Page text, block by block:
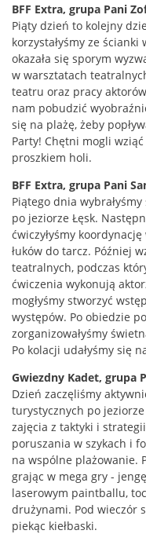
BFF Extra, grupa Pani
Piąty dzień to kolejny
korzystałyśmy ze
okazała się sporym
w warsztatach
teatru oraz pracy
nam pobudzić
się na plażę, żeby
Party! Chętni mogli
proszkiem holi.
BFF Extra, grupa Pani
Piątego dnia
po jeziorze Łęsk.
ćwiczyłyśmy
łuków do tarcz. Później
teatralnych, podczas
ćwiczenia wykonują
mogłyśmy stworzyć
występów. Po obiedzie
zorganizowałyśmy
Po kolacji udałyśmy się
Gwiezdny Kadet, grupa
Dzień zaczęliśmy
turystycznych po
zajęcia z taktyki i
poruszania w szykach i
na wspólne plażowanie.
grając w mega gry -
laserowym paintballu,
drużynami. Pod wieczór
piekąc kiełbaski.